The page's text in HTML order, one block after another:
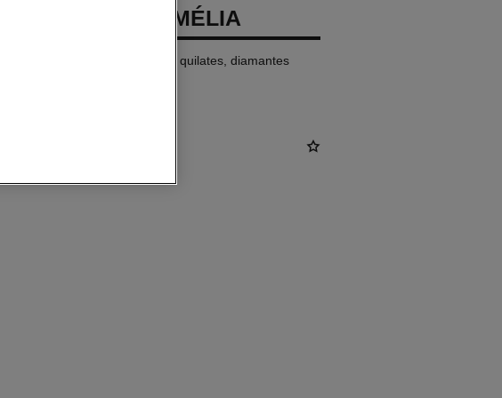
EXTRAIT DE CAMÉLIA
Modelo grande, oro rosa de 18 quilates, diamantes